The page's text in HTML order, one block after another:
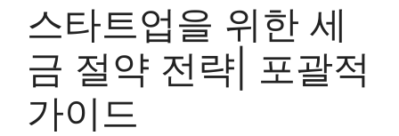
스타트업을 위한 세
금 절약 전략| 포괄적
가이드